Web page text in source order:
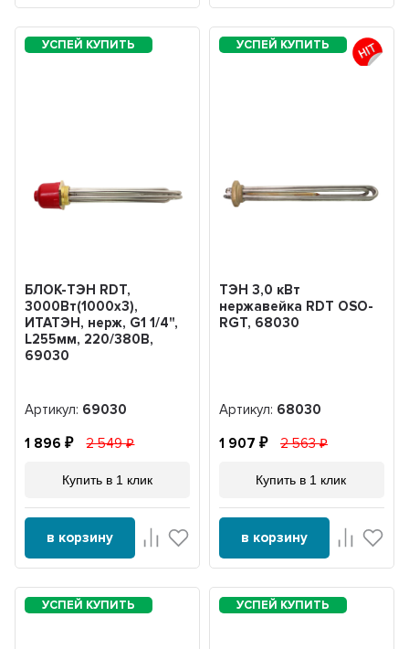
БЛОК-ТЭН RDT,
3000Вт(1000x3),
ИТАТЭН, нерж, G1 1/4",
L255мм, 220/380В,
69030
Артикул: 69030
1 896 2 549
Купить в 1 клик
в корзину
ТЭН 3,0 кВт
нержавейка RDT OSO-
RGT, 68030
Артикул: 68030
1 907 2 563
Купить в 1 клик
в корзину